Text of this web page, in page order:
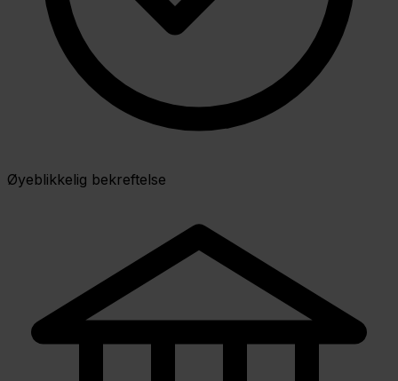
Øyeblikkelig bekreftelse